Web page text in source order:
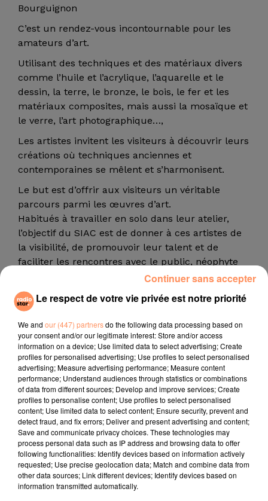
Bourguignon
C’est un rendez-vous incontournable pour les
amateurs d’art.
Utilisant des techniques et des matériaux divers
comme l’huile et l’acrylique, l’aquarelle et le
dessin, la terre, le bronze, le bois, le fer et les
matériaux composites, mais aussi la mosaïque et
le verre, l’art photographique…,
Les artistes invitent les visiteurs à découvrir leurs
créations où techniques anciennes et
contemporaines se mêlent et s’harmonisent.
Le but est d’offrir aux visiteurs un véritable
parcours parmi les œuvres d’art.
Habitués à travailler en solo dans leur atelier,
l’objectif du SIAC est de donner à ces artistes de
la visibilité, de promouvoir leur talent et de
faciliter les rencontres avec le public, néophyte
ou amateur ainsi qu’avec les professionnels.
titres diffusés
11h11
11h11
BRUNO MARS
I Just Might
11h07
11h07
EVERYTHING BUT THE
GIRL
Missing
11h03
11h03
CHRISTOPHE MAÉ
La Lune
Le respect de votre vie privée est notre priorité
We and our (447) partnersdo the following data processing based on
your consent and/or our legitimate interest: Store and/or access
information on a device; Use limited data to select advertising; Create
profiles for personalised advertising; Use profiles to select personalised
advertising; Measure advertising performance; Measure content
performance; Understand audiences through statistics or combinations
of data from different sources; Develop and improve services; Create
profiles to personalise content; Use profiles to select personalised
content; Use limited data to select content; Ensure security, prevent and
detect fraud, and fix errors; Deliver and present advertising and content;
Save and communicate privacy choices. These technologies may
process personal data such as IP address and browsing data to offer
following functionalities: Identify devices based on information actively
requested; Use precise geolocation data; Match and combine data from
other data sources; Link different devices; Identify devices based on
information transmitted automatically.
Continuer sans accepter